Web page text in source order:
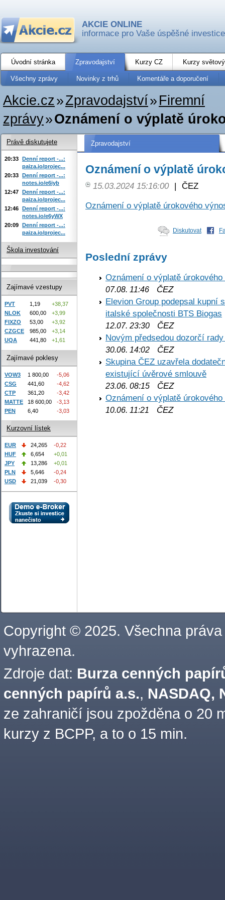
AKCIE ONLINE
informace pro Vaše úspěšné investice
Úvodní stránka Zpravodajství Kurzy CZ Kurzy
Všechny zprávy Novinky z trhů Komentáře a doporučení
Akcie.cz»Zpravodajství» Firemní
zprávy»Oznámení o výplatě
Zpravodajství
Oznámení o výplatě
15.03.2024 15:16:00 | ČEZ
Oznámení o výplatě úrokového
Diskutovat
Poslední zprávy
Oznámení o výplatě
07.08. 11:46 ČEZ
Elevion Group podepsal kupní
italské společnosti BTS Biogas
12.07. 23:30 ČEZ
Novým předsedou dozorčí
30.06. 14:02 ČEZ
Skupina ČEZ uzavřela
existující úvěrové smlouvě
23.06. 08:15 ČEZ
Oznámení o výplatě
10.06. 11:21 ČEZ
Právě diskutujete
20:33 Denní report -...:
paiza.io/projec...
20:33 Denní report -...:
notes.io/e6iyb
12:47 Denní report -...:
paiza.io/projec...
12:46 Denní report -...:
notes.io/e6yWX
20:09 Denní report -...:
paiza.io/projec...
Škola investování
Zajímavé vzestupy
PVT 1,19
+38,37
NLOK
600,00
+3,99
FIXZO
53,00
+3,92
CZGCE
985,00
+3,14
UQA
441,80 +1,61
Zajímavé poklesy
VOW3 1 800,00
-5,06
CSG
441,60
-4,62
CTP
361,20
-3,42
MATTE
18 600,00
-3,13
PEN
6,40 -3,03
Kurzovní lístek
EUR 24,265
-0,22
HUF
6,654
+0,01
JPY
13,286
+0,01
PLN
5,646
-0,24
USD
21,039 -0,30
Copyright © 2025. Všechna práva
vyhrazena.
Zdroje dat: Burza cenných
cenných papírů a.s., NASDAQ,
ze zahraničí jsou zpožděna o 20
kurzy z BCPP, a to o 15 min.